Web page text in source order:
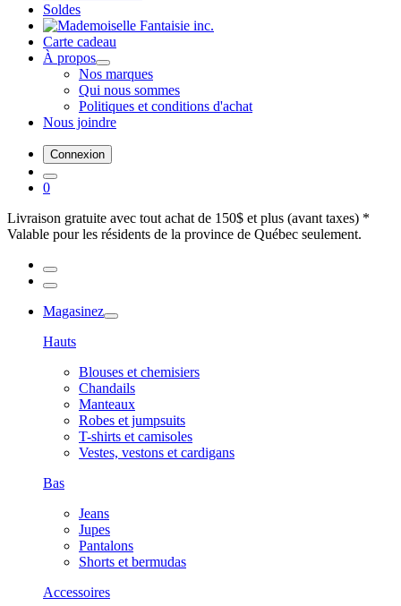
Soldes
Carte cadeau
À propos
Nos marques
Qui nous sommes
Politiques et conditions d'achat
Nous joindre
Connexion
0
Livraison gratuite avec tout achat de 150$ et plus (avant taxes) *
Valable pour les résidents de la province de Québec seulement.
Magasinez
Hauts
Blouses et chemisiers
Chandails
Manteaux
Robes et jumpsuits
T-shirts et camisoles
Vestes, vestons et cardigans
Bas
Jeans
Jupes
Pantalons
Shorts et bermudas
Accessoires